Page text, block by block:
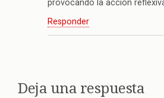
provocando la acción
Responder
Deja una respuesta